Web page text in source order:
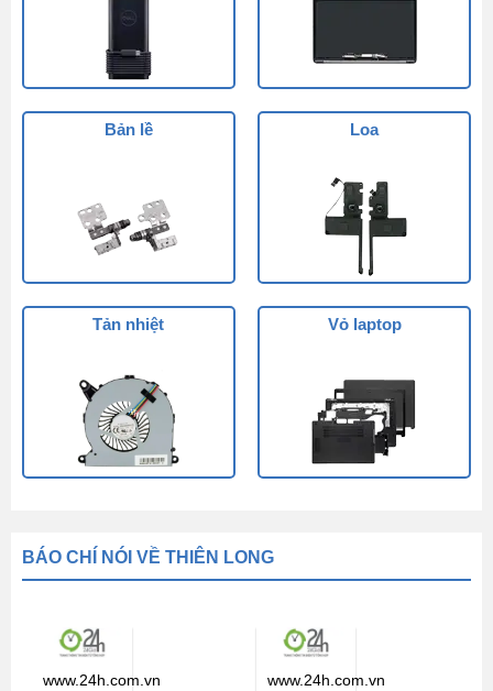
Bản lề Loa
Tản nhiệt Vỏ laptop
BÁO CHÍ NÓI VỀ THIÊN LONG
www.24h.com.vn www.24h.com.vn